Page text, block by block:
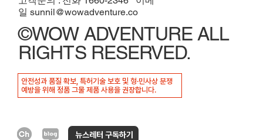
일sunnil@wowadventure.co
©WOW ADVENTURE ALL
RIGHTS RESERVED.
안전성과 품질 확보, 특허기술 보호 및 형·민사상 분쟁
예방을 위해 정품 그물 제품 사용을 권장합니다.
뉴스레터 구독하기